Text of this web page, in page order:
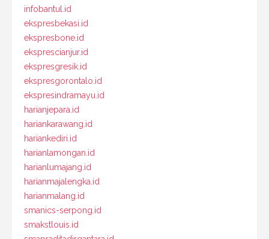
infobantul.id
ekspresbekasi.id
ekspresbone.id
eksprescianjur.id
ekspresgresik.id
ekspresgorontalo.id
ekspresindramayu.id
harianjepara.id
hariankarawang.id
hariankediri.id
harianlamongan.id
harianlumajang.id
harianmajalengka.id
harianmalang.id
smanics-serpong.id
smakstlouis.id